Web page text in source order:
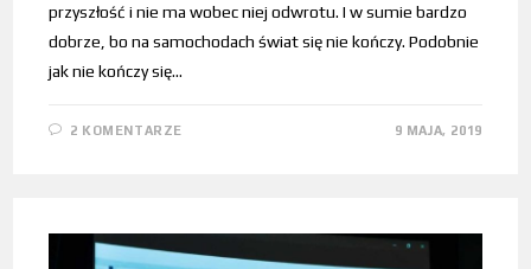
przyszłość i nie ma wobec niej odwrotu. I w sumie bardzo
dobrze, bo na samochodach świat się nie kończy. Podobnie
jak nie kończy się…
2 KOMENTARZE 9 MAJA, 2019